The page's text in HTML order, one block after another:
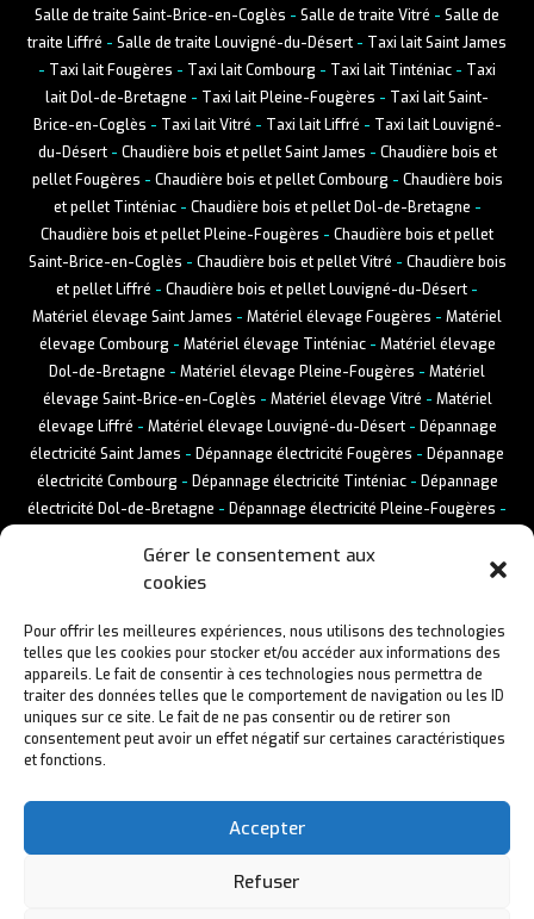
Gérer le consentement aux
cookies
Pour offrir les meilleures expériences, nous utilisons des technologies
telles que les cookies pour stocker et/ou accéder aux informations des
appareils. Le fait de consentir à ces technologies nous permettra de
traiter des données telles que le comportement de navigation ou les ID
uniques sur ce site. Le fait de ne pas consentir ou de retirer son
consentement peut avoir un effet négatif sur certaines caractéristiques
et fonctions.
Accepter
Refuser
Salle de traite Saint-Brice-en-Coglès - Salle de traite Vitré - Salle de
traite Liffré - Salle de traite Louvigné-du-Désert - Taxi lait Saint James
- Taxi lait Fougères - Taxi lait Combourg - Taxi lait Tinténiac - Taxi
lait Dol-de-Bretagne - Taxi lait Pleine-Fougères - Taxi lait Saint-
Brice-en-Coglès - Taxi lait Vitré - Taxi lait Liffré - Taxi lait Louvigné-
du-Désert - Chaudière bois et pellet Saint James - Chaudière bois et
pellet Fougères - Chaudière bois et pellet Combourg - Chaudière bois
et pellet Tinténiac- Chaudière bois et pellet Dol-de-Bretagne -
Chaudière bois et pellet Pleine-Fougères - Chaudière bois et pellet
Saint-Brice-en-Coglès - Chaudière bois et pellet Vitré - Chaudière bois
et pellet Liffré - Chaudière bois et pellet Louvigné-du-Désert -
Matériel élevage Saint James - Matériel élevage Fougères - Matériel
élevage Combourg - Matériel élevage Tinténiac- Matériel élevage
Dol-de-Bretagne - Matériel élevage Pleine-Fougères - Matériel
élevage Saint-Brice-en-Coglès - Matériel élevage Vitré - Matériel
élevage Liffré - Matériel élevage Louvigné-du-Désert- Dépannage
électricité Saint James - Dépannage électricité Fougères - Dépannage
électricité Combourg - Dépannage électricité Tinténiac- Dépannage
électricité Dol-de-Bretagne - Dépannage électricité Pleine-Fougères -
Dépannage électricité Liffré-Dépannage électricité Louvigné-